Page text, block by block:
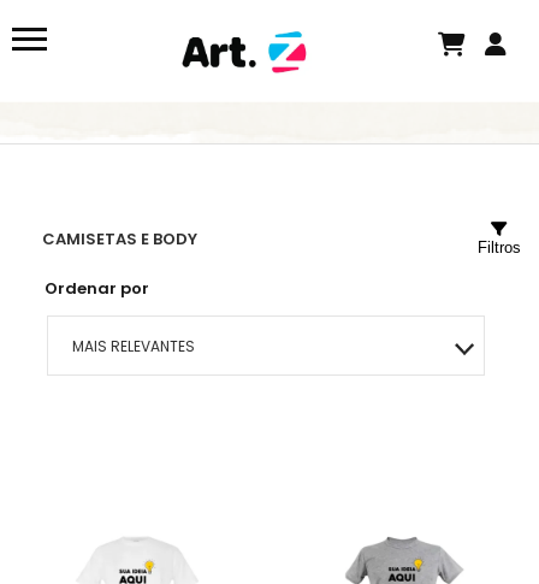
CAMISETAS E BODY
Ordenar por
MAIS RELEVANTES
Filtros